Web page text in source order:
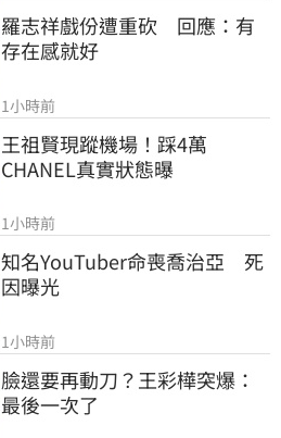
羅志祥戲份遭重砍　回應：有
存在感就好
1小時前
王祖賢現蹤機場！踩4萬
CHANEL真實狀態曝
1小時前
知名YouTuber命喪喬治亞　死
因曝光
1小時前
臉還要再動刀？王彩樺突爆：
最後一次了